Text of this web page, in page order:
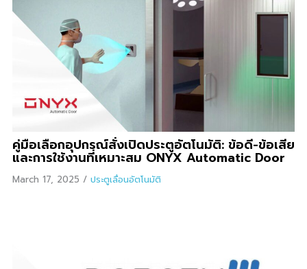
คู่มือเลือกอุปกรณ์สั่งเปิดประตูอัตโนมัติ: ข้อดี-ข้อเสีย
และการใช้งานที่เหมาะสม ONYX Automatic Door
March 17, 2025 / ประตูเลื่อนอัตโนมัติ